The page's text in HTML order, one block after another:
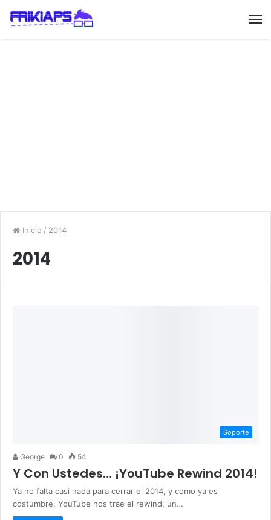
Inicio / 2014
2014
Soporte
George 0 54
Y Con Ustedes… ¡YouTube Rewind 2014!
Ya no falta casi nada para cerrar el 2014, y como ya es
costumbre, YouTube nos trae el rewind, un…